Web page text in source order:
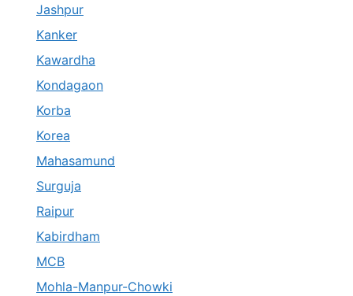
Jashpur
Kanker
Kawardha
Kondagaon
Korba
Korea
Mahasamund
Surguja
Raipur
Kabirdham
MCB
Mohla-Manpur-Chowki